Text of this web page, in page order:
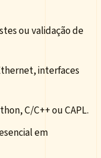
ou validação de
interfaces
C/C++ ou CAPL.
em